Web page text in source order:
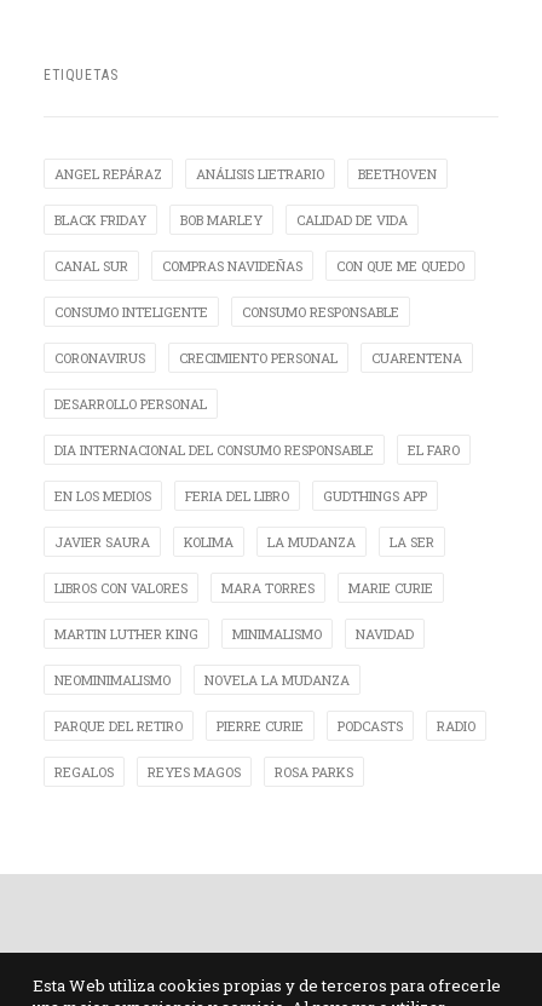
ETIQUETAS
ANGEL REPÁRAZ ANÁLISIS LIETRARIO BEETHOVEN
BLACK FRIDAY BOB MARLEY CALIDAD DE VIDA
CANAL SUR COMPRAS NAVIDEÑAS CON QUE ME QUEDO
CONSUMO INTELIGENTE CONSUMO RESPONSABLE
CORONAVIRUS CRECIMIENTO PERSONAL CUARENTENA
DESARROLLO PERSONAL
DIA INTERNACIONAL DEL CONSUMO RESPONSABLE EL FARO
EN LOS MEDIOS FERIA DEL LIBRO GUDTHINGS APP
JAVIER SAURA KOLIMA LA MUDANZA LA SER
LIBROS CON VALORES MARA TORRES MARIE CURIE
MARTIN LUTHER KING MINIMALISMO NAVIDAD
NEOMINIMALISMO NOVELA LA MUDANZA
PARQUE DEL RETIRO PIERRE CURIE PODCASTS RADIO
REGALOS REYES MAGOS ROSA PARKS
Esta Web utiliza cookies propias y de terceros para ofrecerle